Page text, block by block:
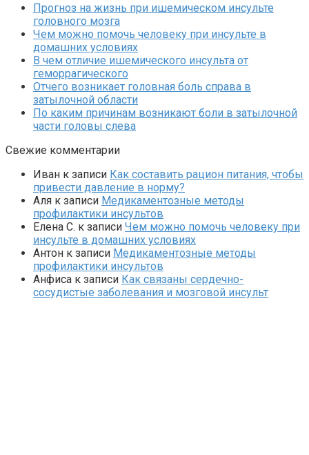
Прогноз на жизнь при ишемическом инсульте
головного мозга
Чем можно помочь человеку при инсульте в
домашних условиях
В чем отличие ишемического инсульта от
геморрагического
Отчего возникает головная боль справа в
затылочной области
По каким причинам возникают боли в затылочной
части головы слева
Свежие комментарии
Иван к записи Как составить рацион питания, чтобы
привести давление в норму?
Аля к записи Медикаментозные методы
профилактики инсультов
Елена С. к записи Чем можно помочь человеку при
инсульте в домашних условиях
Антон к записи Медикаментозные методы
профилактики инсультов
Анфиса к записи Как связаны сердечно-
сосудистые заболевания и мозговой инсульт